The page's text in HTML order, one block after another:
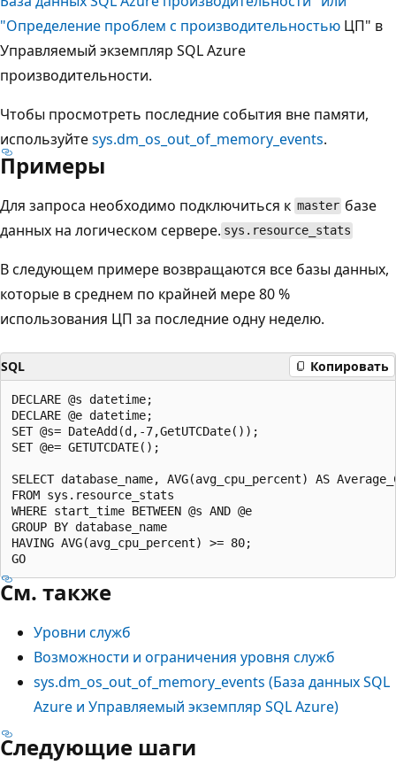
"Определение проблем с производительностью ЦП" в
Управляемый экземпляр SQL Azure
производительности.
Чтобы просмотреть последние события вне памяти,
используйтеsys.dm_os_out_of_memory_events.
Примеры
Для запроса необходимо подключиться к master базе
данных на логическом сервере. sys.resource_stats
В следующем примере возвращаются все базы данных,
которые в среднем по крайней мере 80 %
использования ЦП за последние одну неделю.
SQL Копировать
DECLARE @s datetime;
DECLARE @e datetime;
SET @s= DateAdd(d,-7,GetUTCDate());
SET @e= GETUTCDATE();
SELECT database_name, AVG(avg_cpu_percent) AS
FROM sys.resource_stats
WHERE start_time BETWEEN @s AND @e
GROUP BY database_name
HAVING AVG(avg_cpu_percent) >= 80;
См. также
Уровни служб
Возможности и ограничения уровня служб
sys.dm_os_out_of_memory_events (База данных SQL
Azure и Управляемый экземпляр SQL Azure)
Следующие шаги